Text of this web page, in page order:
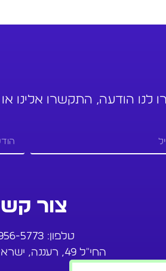
לנו הודעה, התקשרו אלינו
צור
טלפון: 5773
החי"ל 49, רעננה, ישראל 4331629